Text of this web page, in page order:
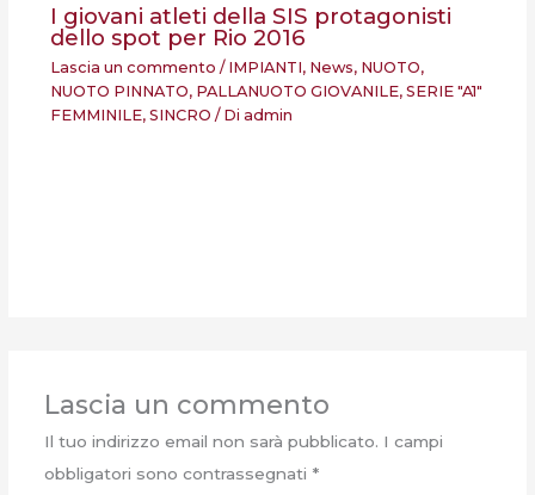
I giovani atleti della SIS protagonisti
dello spot per Rio 2016
Lascia un commento / IMPIANTI, News, NUOTO,
NUOTO PINNATO, PALLANUOTO GIOVANILE, SERIE "A1"
FEMMINILE, SINCRO / Di admin
Lascia un commento
Il tuo indirizzo email non sarà pubblicato. I campi
obbligatori sono contrassegnati *